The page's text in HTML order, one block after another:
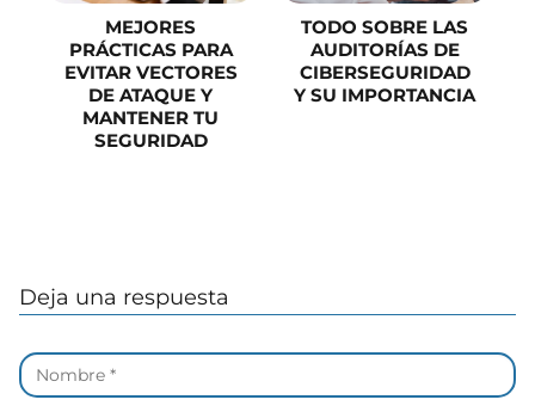
MEJORES
PRÁCTICAS PARA
EVITAR VECTORES
DE ATAQUE Y
MANTENER TU
SEGURIDAD
TODO SOBRE LAS
AUDITORÍAS DE
CIBERSEGURIDAD
Y SU IMPORTANCIA
Deja una respuesta